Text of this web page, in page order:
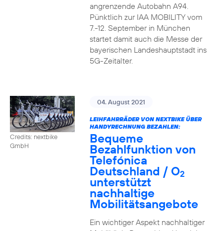
angrenzende Autobahn A94.
Pünktlich zur IAA MOBILITY vom
7.-12. September in München
startet damit auch die Messe der
bayerischen Landeshauptstadt ins
5G-Zeitalter.
Credits: nextbike
GmbH
04. August 2021
LEIHFAHRRÄDER VON NEXTBIKE ÜBER
HANDYRECHNUNG BEZAHLEN:
Bequeme
Bezahlfunktion von
Telefónica
Deutschland / O2
unterstützt
nachhaltige
Mobilitätsangebote
Ein wichtiger Aspekt nachhaltiger